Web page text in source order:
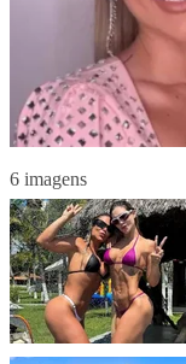
6 imagens